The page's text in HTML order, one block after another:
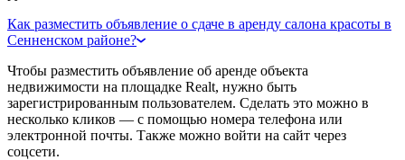
Как разместить объявление о сдаче в аренду салона красоты в
Сенненском районе?
Чтобы разместить объявление об аренде объекта
недвижимости на площадке Realt, нужно быть
зарегистрированным пользователем. Сделать это можно в
несколько кликов — с помощью номера телефона или
электронной почты. Также можно войти на сайт через
соцсети.